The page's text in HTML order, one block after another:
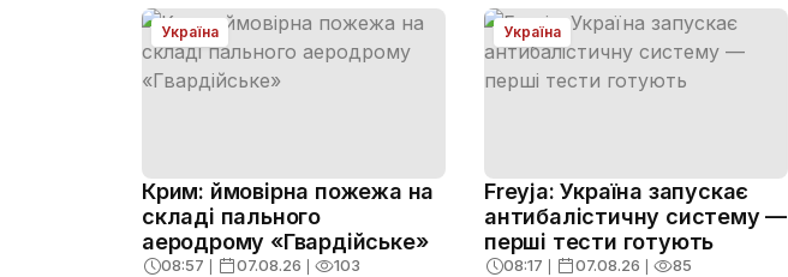
Україна
Крим: ймовірна пожежа на
складі пального
аеродрому «Гвардійське»
08:57 ❘ 07.08.26 ❘ 103
Україна
Freyja: Україна запускає
антибалістичну систему —
перші тести готують
08:17 ❘ 07.08.26 ❘ 85